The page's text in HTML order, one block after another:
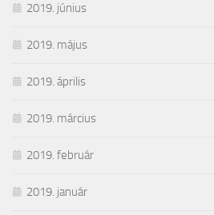
2019. június
2019. május
2019. április
2019. március
2019. február
2019. január